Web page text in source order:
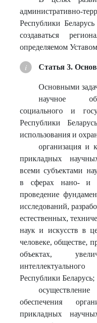
Республики
создаваться
определяемом
Статья 3.
Основными
научное
социального и
Республики
использования и
организация и
прикладных
всеми субъектами
в сферах нано- и
проведение
исследований,
естественных,
наук и искусств в
человеке, обществе,
объектах,
Республики Беларусь;
обеспечения
прикладных